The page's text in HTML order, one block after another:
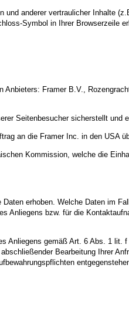
anderer vertraulicher Inhalte
Symbol in Ihrer Browserzeile
Framer B.V.,
Seitenbesucher sicherstellt und
an die Framer Inc. in den USA
Kommission, welche die
erhoben. Welche Daten im
bzw. für die
gemäß Art. 6 Abs. 1
Bearbeitung Ihrer